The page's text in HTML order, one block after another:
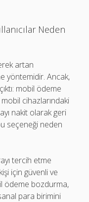
Neden
artan
yöntemidir. Ancak,
mobil ödeme
mobil cihazlarındaki
nakit olarak geri
seçeneği neden
tercih etme
için güvenli ve
ödeme bozdurma,
para birimini